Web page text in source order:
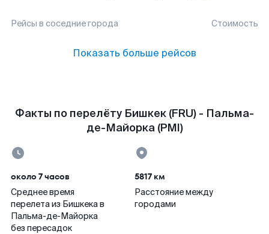
Рейсы в соседние города Стоимость
Показать больше рейсов
Факты по перелёту Бишкек (FRU) - Пальма-
де-Майорка (PMI)
около 7 часов
Среднее время
перелета из Бишкека в
Пальма-де-Майорка
без пересадок
5817 км
Расстояние между
городами